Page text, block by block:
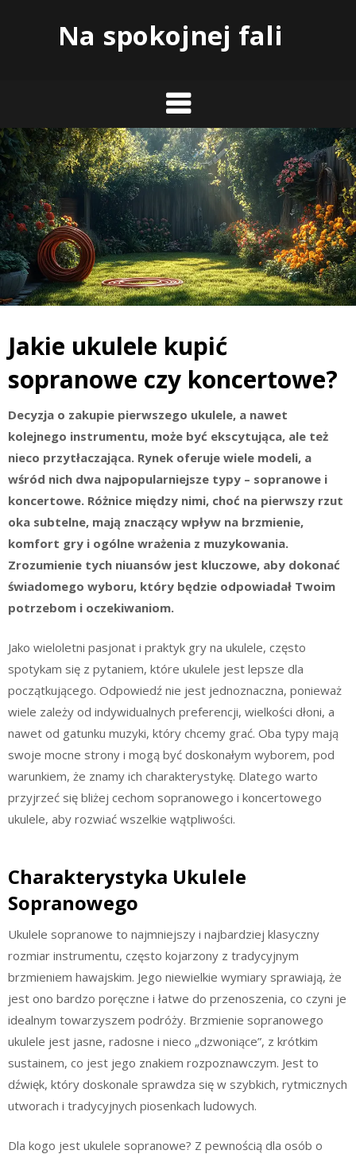
Na spokojnej fali
Jakie ukulele kupić
sopranowe czy koncertowe?
Decyzja o zakupie pierwszego ukulele, a nawet
kolejnego instrumentu, może być ekscytująca, ale też
nieco przytłaczająca. Rynek oferuje wiele modeli, a
wśród nich dwa najpopularniejsze typy – sopranowe i
koncertowe. Różnice między nimi, choć na pierwszy rzut
oka subtelne, mają znaczący wpływ na brzmienie,
komfort gry i ogólne wrażenia z muzykowania.
Zrozumienie tych niuansów jest kluczowe, aby dokonać
świadomego wyboru, który będzie odpowiadał Twoim
potrzebom i oczekiwaniom.
Jako wieloletni pasjonat i praktyk gry na ukulele, często
spotykam się z pytaniem, które ukulele jest lepsze dla
początkującego. Odpowiedź nie jest jednoznaczna, ponieważ
wiele zależy od indywidualnych preferencji, wielkości dłoni, a
nawet od gatunku muzyki, który chcemy grać. Oba typy mają
swoje mocne strony i mogą być doskonałym wyborem, pod
warunkiem, że znamy ich charakterystykę. Dlatego warto
przyjrzeć się bliżej cechom sopranowego i koncertowego
ukulele, aby rozwiać wszelkie wątpliwości.
Charakterystyka Ukulele
Sopranowego
Ukulele sopranowe to najmniejszy i najbardziej klasyczny
rozmiar instrumentu, często kojarzony z tradycyjnym
brzmieniem hawajskim. Jego niewielkie wymiary sprawiają, że
jest ono bardzo poręczne i łatwe do przenoszenia, co czyni je
idealnym towarzyszem podróży. Brzmienie sopranowego
ukulele jest jasne, radosne i nieco „dzwoniące”, z krótkim
sustainem, co jest jego znakiem rozpoznawczym. Jest to
dźwięk, który doskonale sprawdza się w szybkich, rytmicznych
utworach i tradycyjnych piosenkach ludowych.
Dla kogo jest ukulele sopranowe? Z pewnością dla osób o